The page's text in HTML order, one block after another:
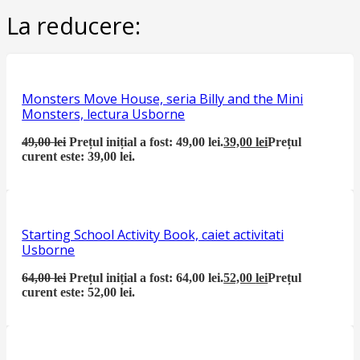
La reducere:
Monsters Move House, seria Billy and the Mini
Monsters, lectura Usborne
49,00lei Prețul inițial a fost: 49,00 lei.39,00leiPrețul
curent este: 39,00 lei.
Starting School Activity Book, caiet activitati
Usborne
64,00lei Prețul inițial a fost: 64,00 lei.52,00leiPrețul
curent este: 52,00 lei.